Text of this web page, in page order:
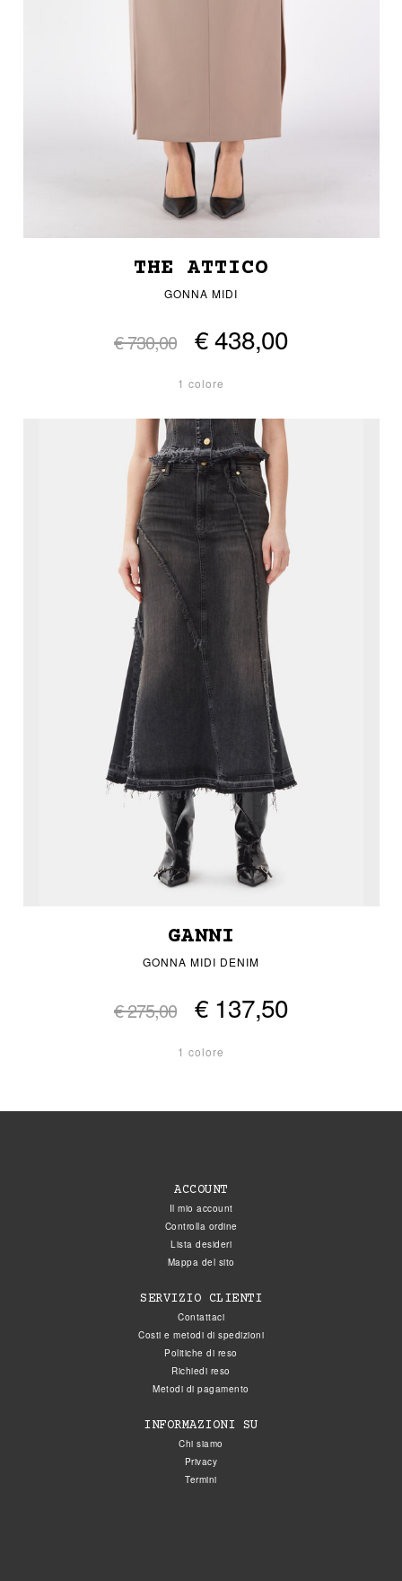
THE ATTICO
GONNA MIDI
€ 730,00 € 438,00
1 colore
GANNI
GONNA MIDI DENIM
€ 275,00 € 137,50
1 colore
ACCOUNT
Il mio account
Controlla ordine
Lista desideri
Mappa del sito
SERVIZIO CLIENTI
Contattaci
Costi e metodi di spedizioni
Politiche di reso
Richiedi reso
Metodi di pagamento
INFORMAZIONI SU
Chi siamo
Privacy
Termini